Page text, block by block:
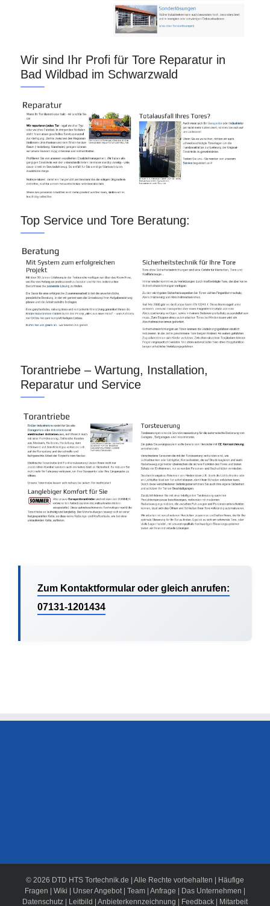
Wir sind Ihr Profi für Tore Reparatur in
Bad Wildbad im Schwarzwald
Top Service und Tore Beratung:
Torantriebe – Wartung, Installation,
Reparatur und Service
Zum Kontaktformular oder gleich anrufen:
07131-1201434
© 2026 DTD HTS Tortechnik.de | Alle Rechte vorbehalten |
Häufige
Fragen
Wiki Unser Angebot| Team Anfrage Das Unternehmen
Datenschutz
Leitbild Anbieterkennzeichnung Feedback Mitarbeit